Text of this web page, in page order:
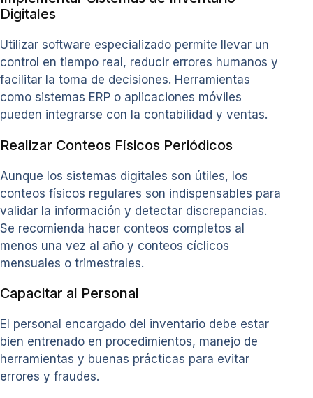
Digitales
Utilizar software especializado permite llevar un
control en tiempo real, reducir errores humanos y
facilitar la toma de decisiones. Herramientas
como sistemas ERP o aplicaciones móviles
pueden integrarse con la contabilidad y ventas.
Realizar Conteos Físicos Periódicos
Aunque los sistemas digitales son útiles, los
conteos físicos regulares son indispensables para
validar la información y detectar discrepancias.
Se recomienda hacer conteos completos al
menos una vez al año y conteos cíclicos
mensuales o trimestrales.
Capacitar al Personal
El personal encargado del inventario debe estar
bien entrenado en procedimientos, manejo de
herramientas y buenas prácticas para evitar
errores y fraudes.